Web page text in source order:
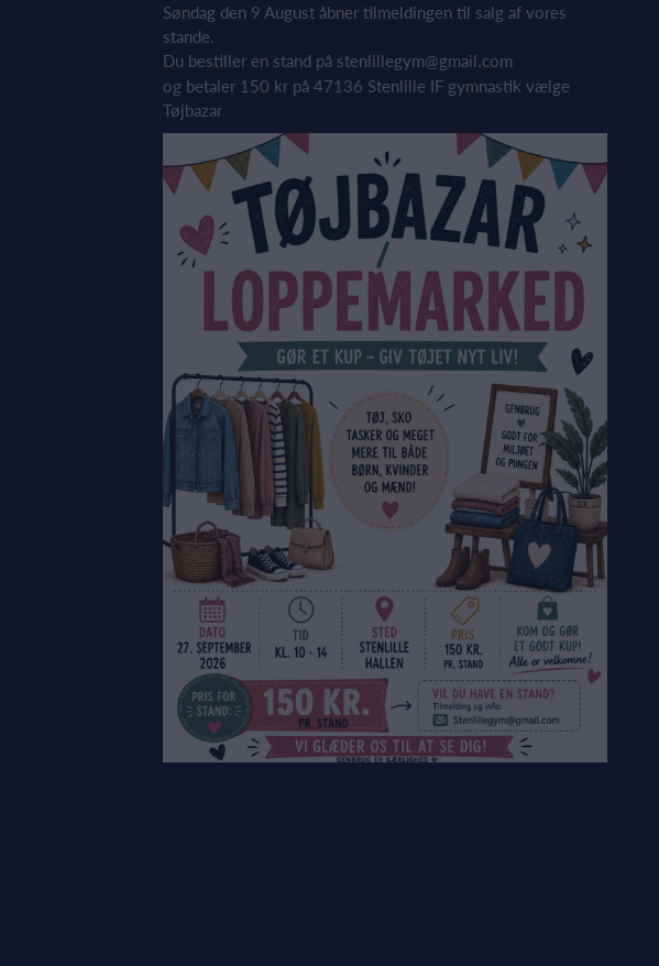
Søndag den 9 August åbner tilmeldingen til salg af vores
stande.
Du bestiller en stand på stenlillegym@gmail.com
og betaler 150 kr på 47136 Stenlille IF gymnastik vælge
Tøjbazar